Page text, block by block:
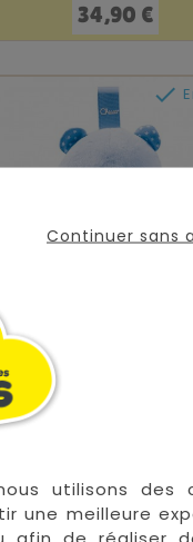
Continuer sans
utilisons des
une meilleure
Prix
34,90 €

Petit